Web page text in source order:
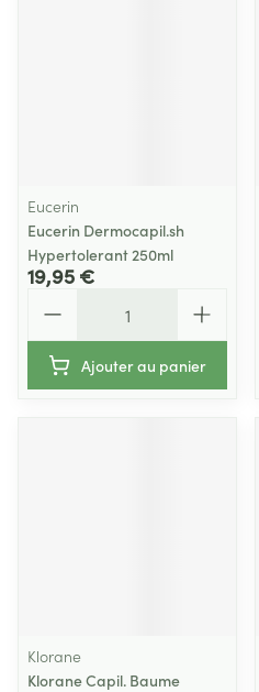
Eucerin
Eucerin Dermocapil.sh
Hypertolerant 250ml
19,95 €
Ajouter au panier
Klorane
Klorane Capil. Baume